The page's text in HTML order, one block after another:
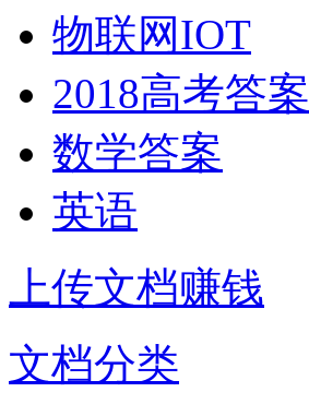
物联网IOT
2018高考答案
数学答案
英语
上传文档赚钱
文档分类